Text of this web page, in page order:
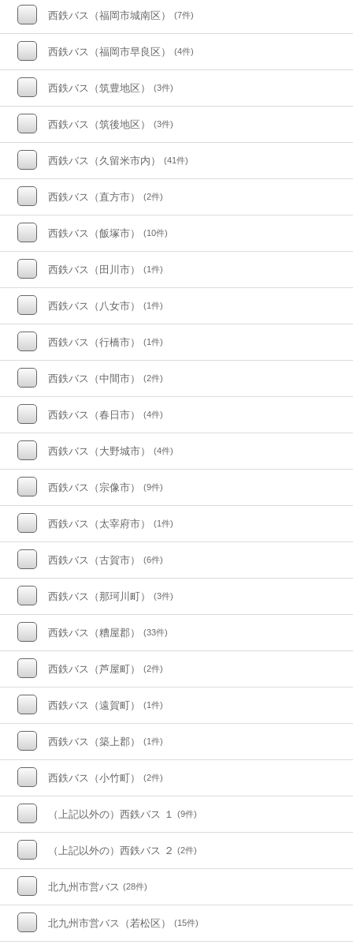
西鉄バス（福岡市城南区） (7件)
西鉄バス（福岡市早良区） (4件)
西鉄バス（筑豊地区） (3件)
西鉄バス（筑後地区） (3件)
西鉄バス（久留米市内） (41件)
西鉄バス（直方市） (2件)
西鉄バス（飯塚市） (10件)
西鉄バス（田川市） (1件)
西鉄バス（八女市） (1件)
西鉄バス（行橋市） (1件)
西鉄バス（中間市） (2件)
西鉄バス（春日市） (4件)
西鉄バス（大野城市） (4件)
西鉄バス（宗像市） (9件)
西鉄バス（太宰府市） (1件)
西鉄バス（古賀市） (6件)
西鉄バス（那珂川町） (3件)
西鉄バス（糟屋郡） (33件)
西鉄バス（芦屋町） (2件)
西鉄バス（遠賀町） (1件)
西鉄バス（築上郡） (1件)
西鉄バス（小竹町） (2件)
（上記以外の）西鉄バス １ (9件)
（上記以外の）西鉄バス ２ (2件)
北九州市営バス (28件)
北九州市営バス（若松区） (15件)